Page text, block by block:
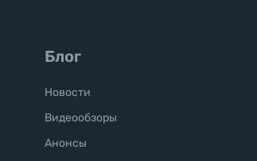
Блог
Новости
Видеообзоры
Анонсы